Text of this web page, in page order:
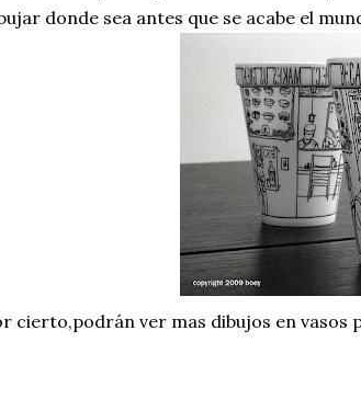
donde sea antes que se acabe el
cierto,podrán ver mas dibujos en